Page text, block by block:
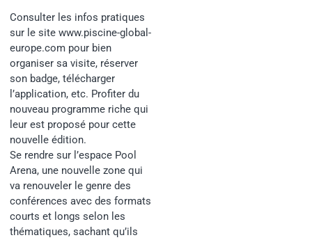
Consulter les infos pratiques
sur le site www.piscine-global-
europe.com pour bien
organiser sa visite, réserver
son badge, télécharger
l’application, etc. Profiter du
nouveau programme riche qui
leur est proposé pour cette
nouvelle édition.
Se rendre sur l’espace Pool
Arena, une nouvelle zone qui
va renouveler le genre des
conférences avec des formats
courts et longs selon les
thématiques, sachant qu’ils